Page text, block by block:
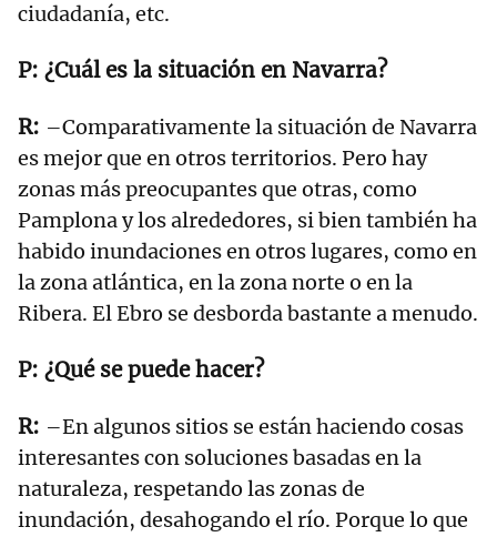
ciudadanía, etc.
¿Cuál es la situación en Navarra?
–Comparativamente la situación de Navarra
es mejor que en otros territorios. Pero hay
zonas más preocupantes que otras, como
Pamplona y los alrededores, si bien también ha
habido inundaciones en otros lugares, como en
la zona atlántica, en la zona norte o en la
Ribera. El Ebro se desborda bastante a menudo.
¿Qué se puede hacer?
–En algunos sitios se están haciendo cosas
interesantes con soluciones basadas en la
naturaleza, respetando las zonas de
inundación, desahogando el río. Porque lo que